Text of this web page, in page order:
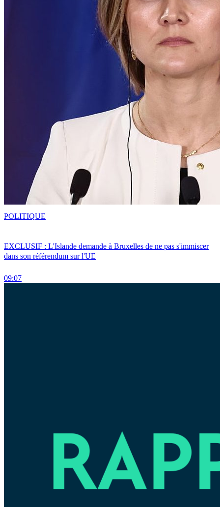
EXCLUSIF : L'Islande demande à Bruxelles de ne pas s'immiscer
dans son référendum sur l'UE
09:07
POLITIQUE